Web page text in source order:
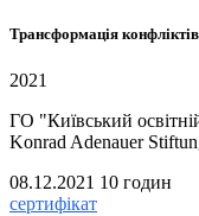
Трансформація конфліктів
2021
ГО "Київський
Konrad Adenauer
08.12.2021 10 годин
сертифікат